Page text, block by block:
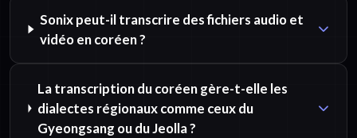
Sonix peut-il transcrire des fichiers audio et
vidéo en coréen ?
La transcription du coréen gère-t-elle les
dialectes régionaux comme ceux du
Gyeongsang ou du Jeolla ?